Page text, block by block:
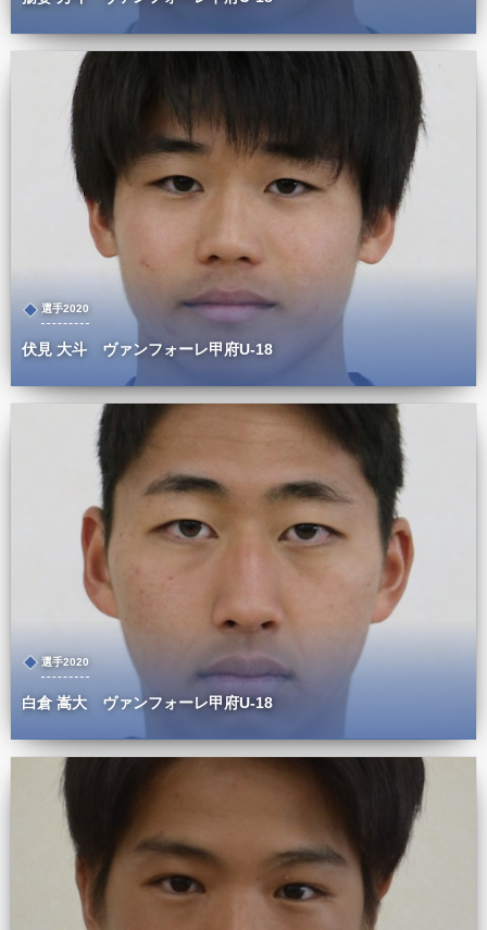
選手2020
伏見 大斗 ヴァンフォーレ甲府U-18
選手2020
白倉 嵩大 ヴァンフォーレ甲府U-18